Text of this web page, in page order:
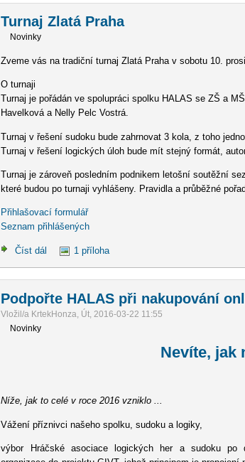
Turnaj Zlatá Praha
Novinky
Zveme vás na tradiční turnaj Zlatá Praha v sobotu 10.
O turnaji
Turnaj je pořádán ve spolupráci spolku HALAS se ZŠ a
Havelková a Nelly Pelc Vostrá.
Turnaj v řešení sudoku bude zahrnovat 3 kola, z toho
Turnaj v řešení logických úloh bude mít stejný formát,
Turnaj je zároveň posledním podnikem letošní soutěžní
které budou po turnaji vyhlášeny. Pravidla a průběžné
Přihlašovací formulář
Seznam přihlášených
Číst dál 1 příloha
Podpořte HALAS při nakupování
Vložil/a KrtekHonza, Út, 2016-03-22 11:55
Novinky
Nevíte, jak
Níže, jak to celé v roce 2016 vzniklo ...
Vážení příznivci našeho spolku, sudoku a logiky,
výbor Hráčské asociace logických her a sudoku po